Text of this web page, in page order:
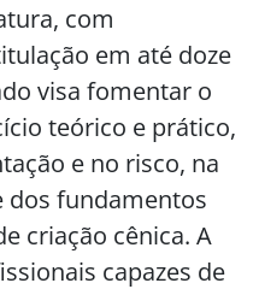
com
em até doze
visa fomentar o
teórico e prático,
e no risco, na
dos fundamentos
criação cênica. A
capazes de